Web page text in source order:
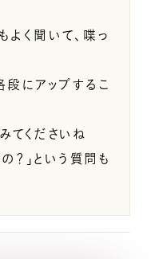
く聞いて、喋っ
にアップするこ
てくださいね
？ 」という質問も